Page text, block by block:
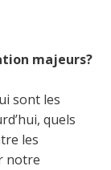
majeurs?
sont les
quels
les
notre